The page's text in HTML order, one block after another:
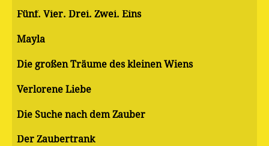
Fünf. Vier. Drei. Zwei. Eins
Mayla
Die großen Träume des kleinen Wiens
Verlorene Liebe
Die Suche nach dem Zauber
Der Zaubertrank